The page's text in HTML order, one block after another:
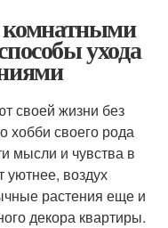
комнатными
ухода
своей жизни без
хобби своего рода
мысли и чувства в
уютнее, воздух
растения еще и
декора квартиры.